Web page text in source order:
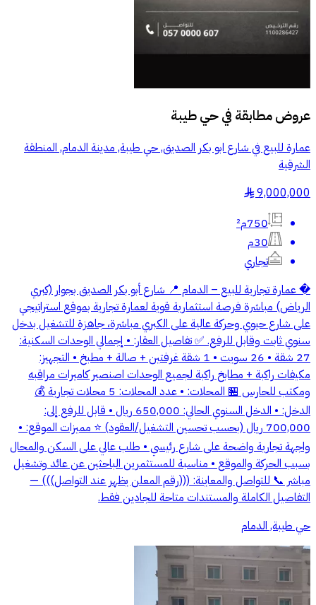
عروض مطابقة فيحي طيبة
عمارة للبيع في شارع ابو بكر الصديق, حي طيبة, مدينة الدمام, المنطقة
الشرقية
9,000,000
§
750م²
30م
تجاري
� عمارة تجارية للبيع – الدمام 📍 شارع أبو بكر الصديق بجوار (كبري
الرياض) مباشرة فرصة استثمارية قوية لعمارة تجارية بموقع استراتيجي
على شارع حيوي وحركة عالية على الكبري مباشرة، جاهزة للتشغيل بدخل
سنوي ثابت وقابل للرفع. ✅ تفاصيل العقار: • إجمالي الوحدات السكنية:
27 شقة • 26 سويت • 1 شقة غرفتين + صالة + مطبخ • التجهيز:
مكيفات راكبة + مطابخ راكبة لجميع الوحدات اصنصير كاميرات مراقبه
ومكتب للحارس 🏪 المحلات: • عدد المحلات: 5 محلات تجارية 💰
الدخل: • الدخل السنوي الحالي: 650,000 ريال • قابل للرفع إلى:
700,000 ريال (بحسب تحسين التشغيل/العقود) ⭐ مميزات الموقع: •
واجهة تجارية واضحة على شارع رئيسي • طلب عالي على السكن والمحال
بسبب الحركة والموقع • مناسبة للمستثمرين الباحثين عن عائد وتشغيل
مباشر 📞 للتواصل والمعاينة: (((رقم المعلن يظهر عند التواصل))) —
التفاصيل الكاملة والمستندات متاحة للجادين فقط.
حي طيبة, الدمام